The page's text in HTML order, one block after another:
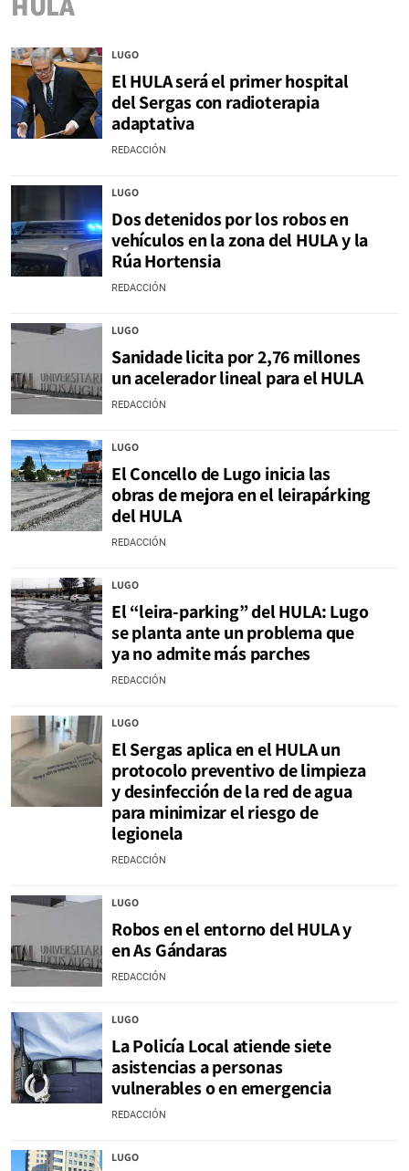
LUGO
El HULA será el primer hospital
del Sergas con radioterapia
adaptativa
REDACCIÓN
LUGO
Dos detenidos por los robos en
vehículos en la zona del HULA y la
Rúa Hortensia
REDACCIÓN
LUGO
Sanidade licita por 2,76 millones
un acelerador lineal para el HULA
REDACCIÓN
LUGO
El Concello de Lugo inicia las
obras de mejora en el leirapárking
del HULA
REDACCIÓN
LUGO
El “leira-parking” del HULA: Lugo
se planta ante un problema que
ya no admite más parches
REDACCIÓN
LUGO
El Sergas aplica en el HULA un
protocolo preventivo de limpieza
y desinfección de la red de agua
para minimizar el riesgo de
legionela
REDACCIÓN
LUGO
Robos en el entorno del HULA y
en As Gándaras
REDACCIÓN
LUGO
La Policía Local atiende siete
asistencias a personas
vulnerables o en emergencia
REDACCIÓN
LUGO